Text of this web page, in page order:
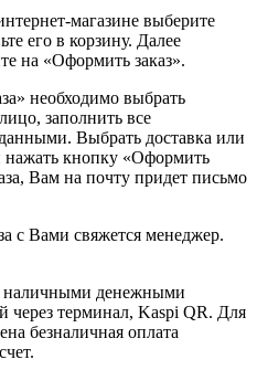
магазине выберите
его в корзину. Далее
на «Оформить заказ».
необходимо выбрать
заполнить все
Выбрать доставка или
нажать кнопку «Оформить
Вам на почту придет письмо
с Вами свяжется менеджер.
наличными денежными
через терминал, Kaspi QR. Для
безналичная оплата